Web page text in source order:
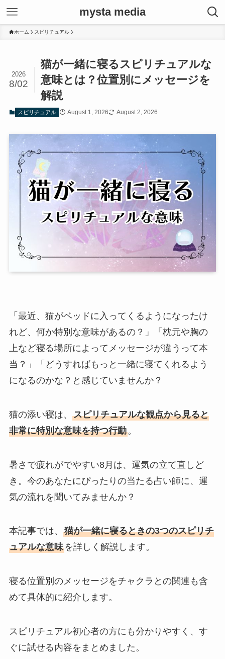
mysta media
ホーム スピリチュアル
猫が一緒に寝るスピリチュアルな
意味とは？位置別にメッセージを
解説
2026
8/02
スピリチュアル August 1, 2026 August 2, 2026
「最近、猫がベッドに入ってくるようになったけ
れど、何か特別な意味があるの？」「枕元や胸の
上など寝る場所によってメッセージが違うって本
当？」「どうすればもっと一緒に寝てくれるよう
になるのかな？と感じていませんか？
猫の添い寝は、 スピリチュアルな観点から見ると
非常に特別な意味を持つ行動。
暑さで疲れがでやすい8月は、運気の立て直しど
き。今のあなたにぴったりの当たる占い師に、運
気の流れを聞いてみませんか？
本記事では、 猫が一緒に寝るときの3つのスピリチ
ュアルな意味を詳しく解説します。
寝る位置別のメッセージをチャクラとの関連も含
めて具体的に紹介します。
スピリチュアル初心者の方にも分かりやすく、す
ぐに試せる内容をまとめました。